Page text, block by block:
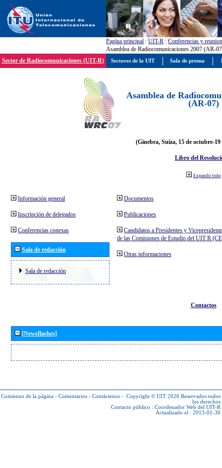
Pagína principal : UIT-R : Conferencias y
Asamblea de Radiocomunicaciones 2007 (AR-
Sector de Radiocomunicaciones (UIT-R)
Asamblea de
(AR-07)
(Ginebra, Suiza, 15 de octubre-19
Libro del
Expandir todo
Información general
Inscripción de delegados
Conferencias conexas
Sala de redacción
Sala de redacción
Documentos
Publicaciones
Candidatos a Presidentes y
de las Comisiones de Estudio del UIT R
Otras informaciones
Contactos
[Newsflashes]
Comienzo de la página - Comentarios - Contáctenos - Copyright © UIT 2026 Reservados todos
los derechos
Contacto público : Coordenador Web del UIT-R
Actualizado el : 2013-01-30
Sectores de la UIT Sala de prensa